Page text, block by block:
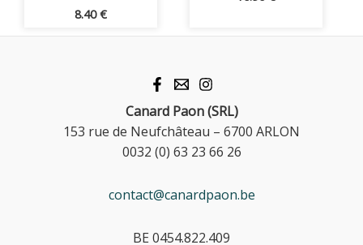
8.40€
Canard Paon (SRL)
153 rue de Neufchâteau – 6700 ARLON
0032 (0) 63 23 66 26
contact@canardpaon.be
BE 0454.822.409